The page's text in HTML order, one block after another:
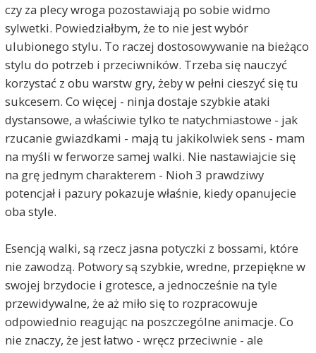
czy za plecy wroga pozostawiają po sobie widmo
sylwetki. Powiedziałbym, że to nie jest wybór
ulubionego stylu. To raczej dostosowywanie na bieżąco
stylu do potrzeb i przeciwników. Trzeba się nauczyć
korzystać z obu warstw gry, żeby w pełni cieszyć się tu
sukcesem. Co więcej - ninja dostaje szybkie ataki
dystansowe, a właściwie tylko te natychmiastowe - jak
rzucanie gwiazdkami - mają tu jakikolwiek sens - mam
na myśli w ferworze samej walki. Nie nastawiajcie się
na grę jednym charakterem - Nioh 3 prawdziwy
potencjał i pazury pokazuje właśnie, kiedy opanujecie
oba style.
Esencją walki, są rzecz jasna potyczki z bossami, które
nie zawodzą. Potwory są szybkie, wredne, przepiękne w
swojej brzydocie i grotesce, a jednocześnie na tyle
przewidywalne, że aż miło się to rozpracowuje
odpowiednio reagując na poszczególne animacje. Co
nie znaczy, że jest łatwo - wręcz przeciwnie - ale